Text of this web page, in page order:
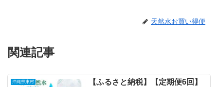
天然水お買い得便
関連記事
沖縄県東村
【ふるさと納税】【定期便6回】